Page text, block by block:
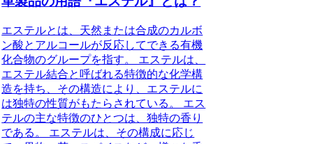
エステルとは、天然または合成のカルボ
ン酸とアルコールが反応してできる有機
化合物のグループを指す。 エステルは、
エステル結合と呼ばれる特徴的な化学構
造を持ち、その構造により、エステルに
は独特の性質がもたらされている。 エス
テルの主な特徴のひとつは、独特の香り
である。 エステルは、その構成に応じ